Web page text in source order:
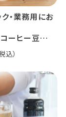
・業務用にお
ーヒー豆
ド 500g